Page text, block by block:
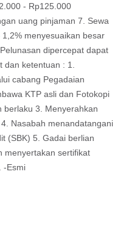
- Rp125.000
uang pinjaman 7. Sewa
menyesuaikan besar
dipercepat dapat
dan ketentuan : 1.
cabang Pegadaian
KTP asli dan Fotokopi
berlaku 3. Menyerahkan
Nasabah menandatangani
(SBK) 5. Gadai berlian
menyertakan sertifikat
-Esmi